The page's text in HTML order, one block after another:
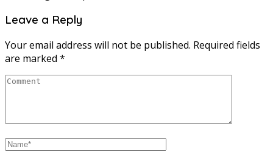
Leave a Reply
Your email address will not be published. Required fields
are marked *